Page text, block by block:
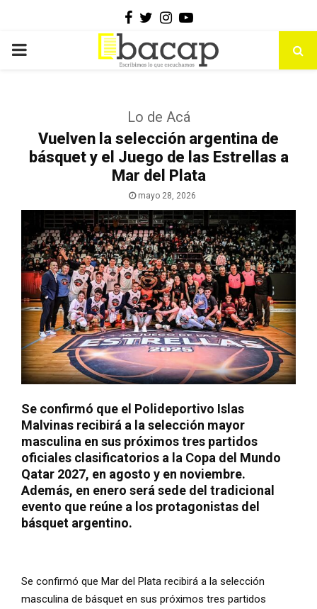
Facebook
Twitter
Instagram
Youtube
PRIMARY
Lo de Acá
Vuelven la selección argentina de
básquet y el Juego de las Estrellas a
Mar del Plata
mayo 28, 2026
Se confirmó que el Polideportivo Islas
Malvinas recibirá a la selección mayor
masculina en sus próximos tres partidos
oficiales clasificatorios a la Copa del Mundo
Qatar 2027, en agosto y en noviembre.
Además, en enero será sede del tradicional
evento que reúne a los protagonistas del
básquet argentino.
Se confirmó que Mar del Plata recibirá a la selección
masculina de básquet en sus próximos tres partidos